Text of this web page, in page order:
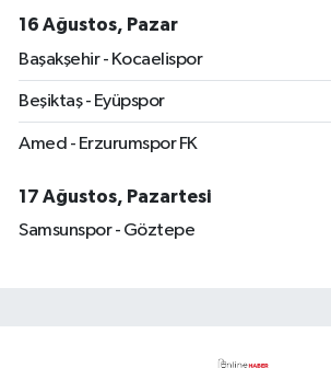
16 Ağustos, Pazar
Başakşehir - Kocaelispor
Beşiktaş - Eyüpspor
Amed - Erzurumspor FK
17 Ağustos, Pazartesi
Samsunspor - Göztepe